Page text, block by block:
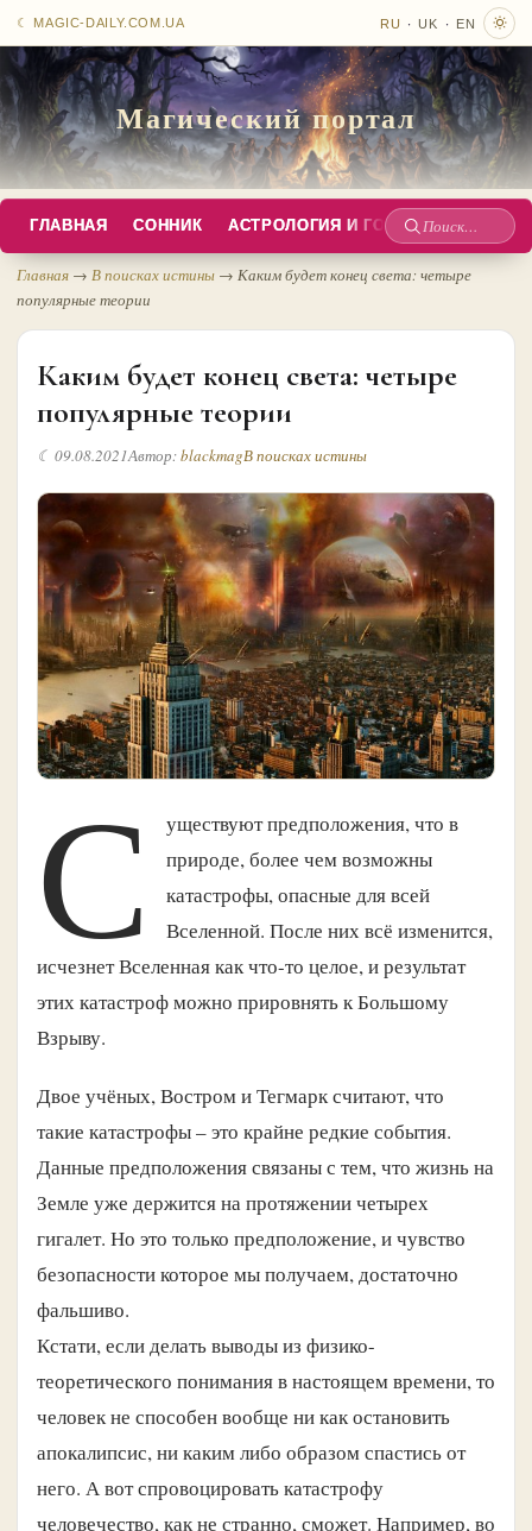
☾ MAGIC-DAILY.COM.UA RU · UK · EN
Магический портал
ГЛАВНАЯ СОННИК АСТРОЛОГИЯ И ГОРОСКОПЫ
Поиск
по
Главная → В поисках истины → Каким будет конец света: четыре
популярные теории
Каким будет конец света: четыре
популярные теории
☾ 09.08.2021Автор:blackmagВ поисках истины
С
уществуют предположения, что в
природе, более чем возможны
катастрофы, опасные для всей
Вселенной. После них всё изменится,
исчезнет Вселенная как что-то целое, и результат
этих катастроф можно прировнять к Большому
Взрыву.
Двое учёных, Востром и Тегмарк считают, что
такие катастрофы – это крайне редкие события.
Данные предположения связаны с тем, что жизнь на
Земле уже держится на протяжении четырех
гигалет. Но это только предположение, и чувство
безопасности которое мы получаем, достаточно
фальшиво.
Кстати, если делать выводы из физико-
теоретического понимания в настоящем времени, то
человек не способен вообще ни как остановить
апокалипсис, ни каким либо образом спастись от
него. А вот спровоцировать катастрофу
человечество, как не странно, сможет. Например, во